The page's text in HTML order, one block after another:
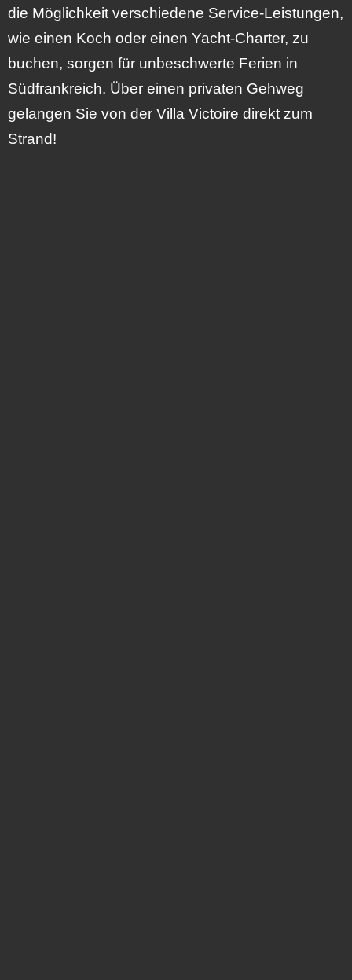
die Möglichkeit verschiedene Service-Leistungen,
wie einen Koch oder einen Yacht-Charter, zu
buchen, sorgen für unbeschwerte Ferien in
Südfrankreich. Über einen privaten Gehweg
gelangen Sie von der Villa Victoire direkt zum
Strand!